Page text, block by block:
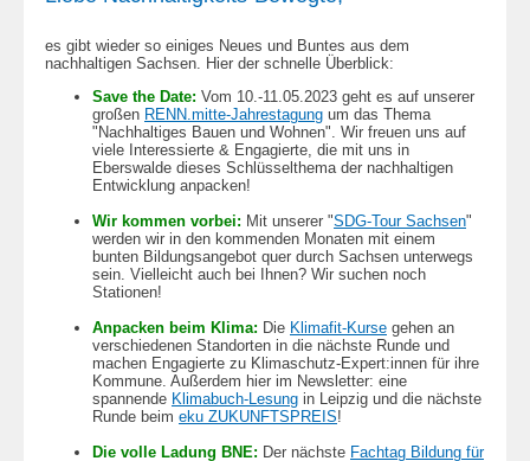
es gibt wieder so einiges Neues und Buntes aus dem
nachhaltigen Sachsen. Hier der schnelle Überblick:
Save the Date: Vom 10.-11.05.2023 geht es auf unserer
großen RENN.mitte-Jahrestagung um das Thema
"Nachhaltiges Bauen und Wohnen". Wir freuen uns auf
viele Interessierte & Engagierte, die mit uns in
Eberswalde dieses Schlüsselthema der nachhaltigen
Entwicklung anpacken!
Wir kommen vorbei: Mit unserer "SDG-Tour Sachsen"
werden wir in den kommenden Monaten mit einem
bunten Bildungsangebot quer durch Sachsen unterwegs
sein. Vielleicht auch bei Ihnen? Wir suchen noch
Stationen!
Anpacken beim Klima: Die Klimafit-Kurse gehen an
verschiedenen Standorten in die nächste Runde und
machen Engagierte zu Klimaschutz-Expert:innen für ihre
Kommune. Außerdem hier im Newsletter: eine
spannende Klimabuch-Lesung in Leipzig und die nächste
Runde beim eku ZUKUNFTSPREIS!
Die volle Ladung BNE: Der nächste Fachtag Bildung für